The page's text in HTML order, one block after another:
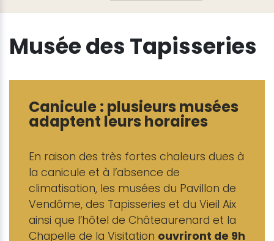
Musée des Tapisseries
Canicule : plusieurs musées
adaptent leurs horaires
En raison des très fortes chaleurs dues à
la canicule et à l’absence de
climatisation, les musées du Pavillon de
Vendôme, des Tapisseries et du Vieil Aix
ainsi que l’hôtel de Châteaurenard et la
Chapelle de la Visitation ouvriront de 9h